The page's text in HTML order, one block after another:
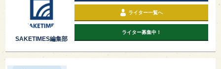
SAKETIMES編集部
ライター一覧へ
ライター募集中！